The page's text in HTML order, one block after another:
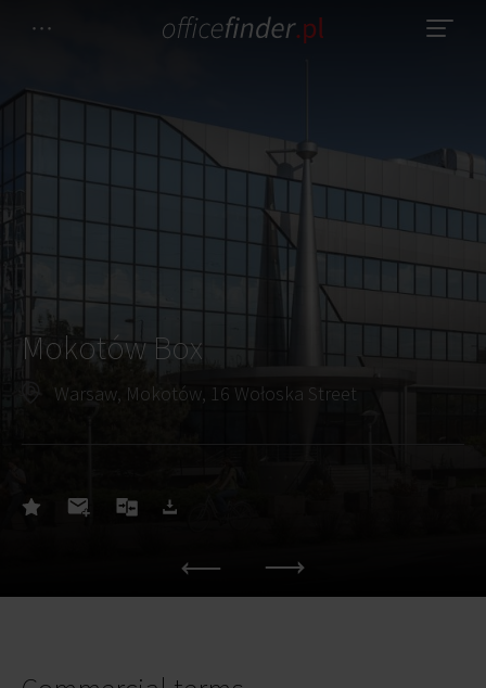
Mokotów Box
Warsaw, Mokotów, 16 Wołoska Street